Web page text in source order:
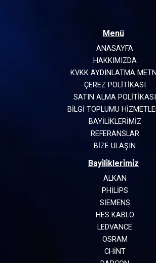
Menü
ANASAYFA
HAKKIMIZDA
KVKK AYDINLATMA
ÇEREZ POLİTİKASI
SATIN ALMA POLİTİKASI
BİLGİ TOPLUMU
BAYİLİKLERİMİZ
REFERANSLAR
BİZE ULAŞIN
Bayi̇li̇kleri̇mi̇z
ALKAN
PHILIPS
SIEMENS
HES KABLO
LEDVANCE
OSRAM
CHINT